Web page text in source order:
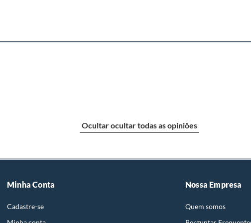
Ocultar ocultar todas as opiniões
Minha Conta
Cadastre-se
Nossa Empresa
Quem somos